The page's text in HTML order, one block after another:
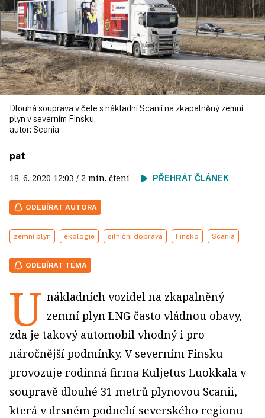
Dlouhá souprava v čele s nákladní Scanií na zkapalněný zemní
plyn v severním Finsku.
autor: Scania
pat
18. 6. 2020 12:03 / 2 min. čtení PŘEHRÁT ČLÁNEK
ODEBÍRAT AUTORA
zemní plyn ekologie silniční doprava Finsko Scania
ODEBÍRAT TÉMA
U nákladních vozidel na zkapalněný
zemní plyn LNG často vládnou obavy,
zda je takový automobil vhodný i pro
náročnější podmínky. V severním Finsku
provozuje rodinná firma Kuljetus Luokkala v
soupravě dlouhé 31 metrů plynovou Scanii,
která v drsném podnebí severského regionu